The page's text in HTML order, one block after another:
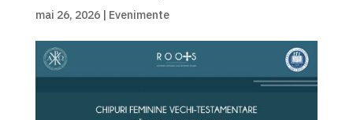
mai 26, 2026| Evenimente